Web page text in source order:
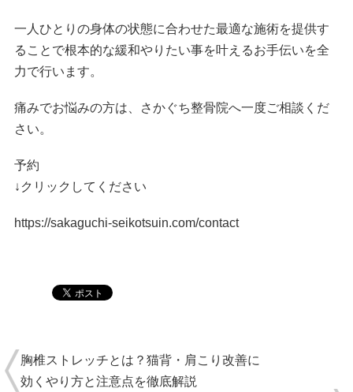
一人ひとりの身体の状態に合わせた最適な施術を提供す
ることで根本的な緩和やりたい事を叶えるお手伝いを全
力で行います。
痛みでお悩みの方は、さかぐち整骨院へ一度ご相談くだ
さい。
予約
↓クリックしてください
https://sakaguchi-seikotsuin.com/contact
胸椎ストレッチとは？猫背・肩こり改善に
効くやり方と注意点を徹底解説